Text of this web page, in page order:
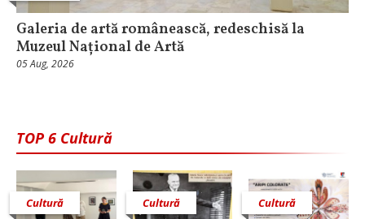
Galeria de artă românească, redeschisă la
Muzeul Național de Artă
05 Aug, 2026
TOP 6 Cultură
Cultură Cultură Cultură